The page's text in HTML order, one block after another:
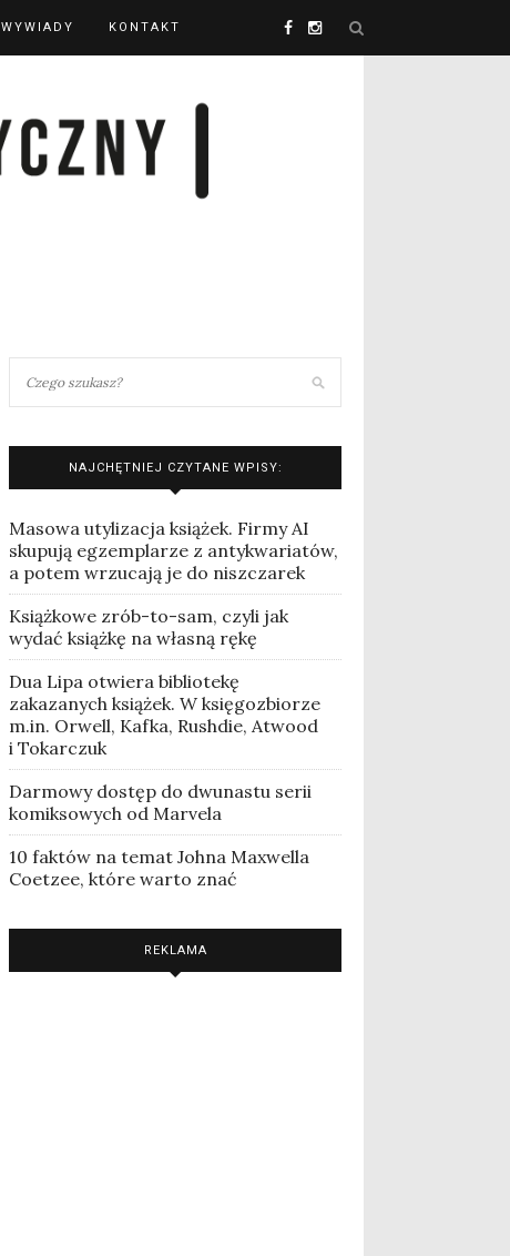
WYWIADY KONTAKT
NAJCHĘTNIEJ CZYTANE WPISY:
Masowa utylizacja książek. Firmy AI
skupują egzemplarze z antykwariatów,
a potem wrzucają je do niszczarek
Książkowe zrób-to-sam, czyli jak
wydać książkę na własną rękę
Dua Lipa otwiera bibliotekę
zakazanych książek. W księgozbiorze
m.in. Orwell, Kafka, Rushdie, Atwood
i Tokarczuk
Darmowy dostęp do dwunastu serii
komiksowych od Marvela
10 faktów na temat Johna Maxwella
Coetzee, które warto znać
REKLAMA